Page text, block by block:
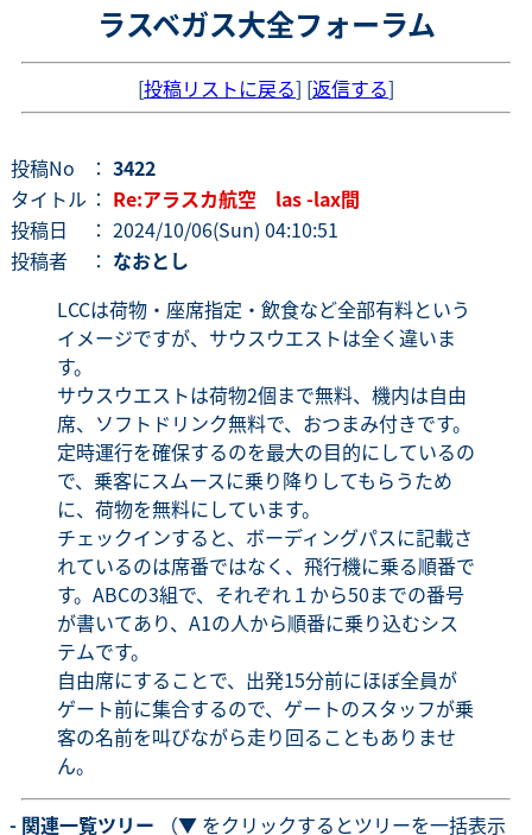
ラスベガス大全フォーラム
[投稿リストに戻る] [返信する]
投稿No ： 3422
タイトル ： Re:アラスカ航空 las -lax間
投稿日
： 2024/10/06(Sun) 04:10:51
投稿者
： なおとし
LCCは荷物・座席指定・飲食など全部有料という
イメージですが、サウスウエストは全く違いま
す。
サウスウエストは荷物2個まで無料、機内は自由
席、ソフトドリンク無料で、おつまみ付きです。
定時運行を確保するのを最大の目的にしているの
で、乗客にスムースに乗り降りしてもらうため
に、荷物を無料にしています。
チェックインすると、ボーディングパスに記載さ
れているのは席番ではなく、飛行機に乗る順番で
す。ABCの3組で、それぞれ１から50までの番号
が書いてあり、A1の人から順番に乗り込むシス
テムです。
自由席にすることで、出発15分前にほぼ全員が
ゲート前に集合するので、ゲートのスタッフが乗
客の名前を叫びながら走り回ることもありませ
ん。
- 関連一覧ツリー （▼ をクリックするとツリーを一括表示